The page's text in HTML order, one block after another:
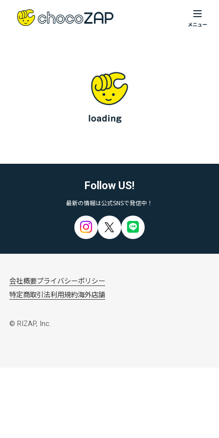
Follow US!
最新の情報は公式SNSで発信中！
会社概要プライバシーポリシー
特定商取引法利用規約海外店舗
© RIZAP, Inc.